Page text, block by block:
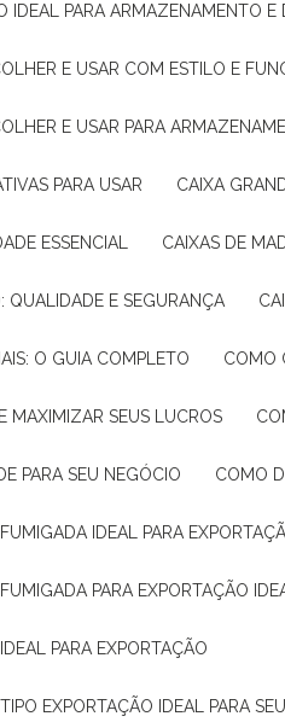
IDEAL PARA ARMAZENAMENTO E
E USAR COM ESTILO E
E USAR PARA
PARA USAR CAIXA
ESSENCIAL CAIXAS DE
QUALIDADE E SEGURANÇA
O GUIA COMPLETO
MAXIMIZAR SEUS LUCROS
PARA SEU NEGÓCIO COMO
IDEAL PARA
PARA EXPORTAÇÃO
PARA EXPORTAÇÃO
EXPORTAÇÃO IDEAL PARA